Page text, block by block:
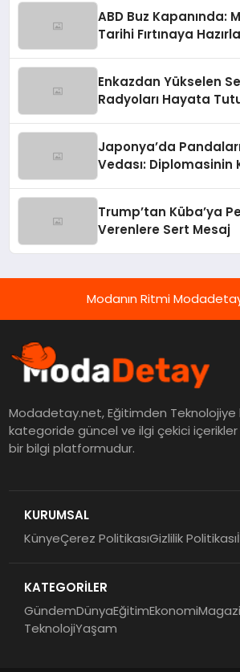
ABD Buz Kapanında:
Tarihi Fırtınaya
Enkazdan Yükselen
Radyoları Hayata
Japonya’da
Vedası: Diplomasinin
Trump’tan Küba’ya
Verenlere Sert Mesaj
Modanın Ritmi
Modadetay.net, Eğitimden Teknolojiye
kategoride güncel ve ilgi çekici içerikler
bir bilgi platformudur.
KURUMSAL
KünyeÇerez PolitikasıGizlilik Politikası
KATEGORİLER
GündemDünyaEğitimEkonomi
TeknolojiYaşam